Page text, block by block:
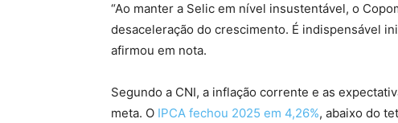
“Ao manter a Selic em nível insustentável, o
desaceleração do crescimento. É indispensável
afirmou em nota.
Segundo a CNI, a inflação corrente e as
meta. O IPCA fechou 2025 em 4,26%, abaixo do